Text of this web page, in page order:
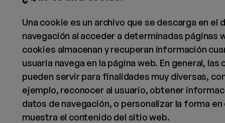
Una cookie es un archivo que se descarga en el
navegación al acceder a determinadas páginas
cookies almacenan y recuperan información
usuaria navega en la página web. En general, las
pueden servir para finalidades muy diversas,
ejemplo, reconocer al usuario, obtener
datos de navegación, o personalizar la forma en
muestra el contenido del sitio web.